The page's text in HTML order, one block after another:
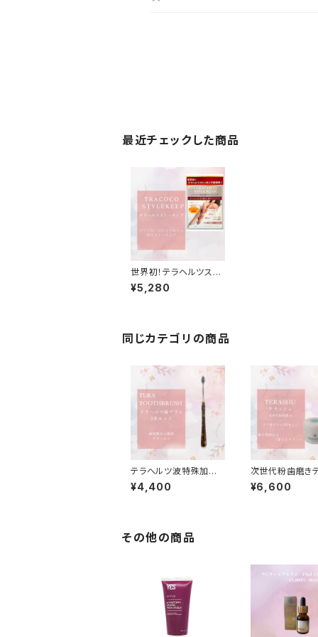
最近チェックした商品
世界初！テラヘルツスト
ッキング
¥5,280
同じカテゴリの商品
テラヘルツ波特殊加
工〜テラヘルツ歯ブラ
シ・TERATOOTHBRU
¥4,400
次世代粉歯磨き
ュ＆テラヘルツ
2本お得セット
¥6,600
その他の商品